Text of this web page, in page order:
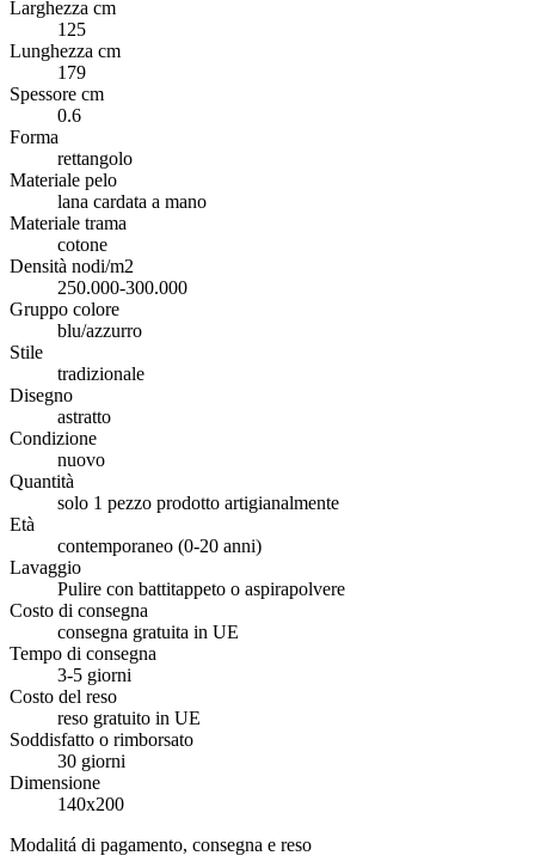
Larghezza cm
125
Lunghezza cm
179
Spessore cm
0.6
Forma
rettangolo
Materiale pelo
lana cardata a mano
Materiale trama
cotone
Densità nodi/m2
250.000-300.000
Gruppo colore
blu/azzurro
Stile
tradizionale
Disegno
astratto
Condizione
nuovo
Quantità
solo 1 pezzo prodotto artigianalmente
Età
contemporaneo (0-20 anni)
Lavaggio
Pulire con battitappeto o aspirapolvere
Costo di consegna
consegna gratuita in UE
Tempo di consegna
3-5 giorni
Costo del reso
reso gratuito in UE
Soddisfatto o rimborsato
30 giorni
Dimensione
140x200
Modalitá di pagamento, consegna e reso